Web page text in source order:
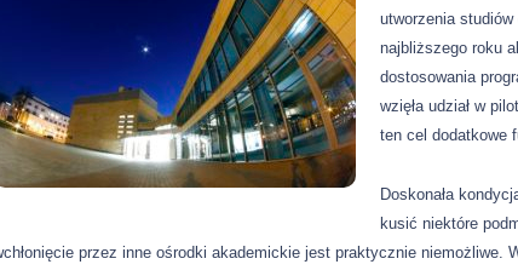
utworzenia
najbliższego roku
dostosowania
wzięła udział w
ten cel dodatkowe
Doskonała
kusić niektóre
przez inne ośrodki akademickie jest praktycznie niemożliwe.